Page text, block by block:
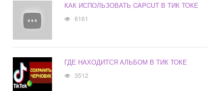
КАК ИСПОЛЬЗОВАТЬ CAPCUT В ТИК ТОКЕ
6161
ГДЕ НАХОДИТСЯ АЛЬБОМ В ТИК ТОКЕ
3512